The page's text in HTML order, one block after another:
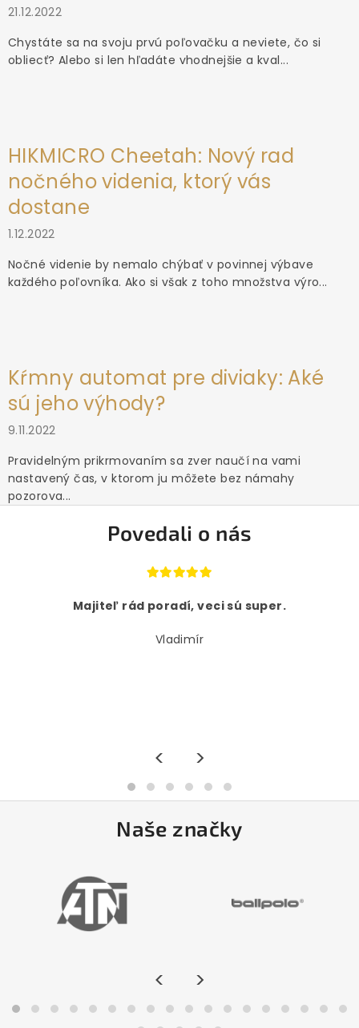
21.12.2022
Chystáte sa na svoju prvú poľovačku a neviete, čo si
obliecť? Alebo si len hľadáte vhodnejšie a kval...
HIKMICRO Cheetah: Nový rad
nočného videnia, ktorý vás
dostane
1.12.2022
Nočné videnie by nemalo chýbať v povinnej výbave
každého poľovníka. Ako si však z toho množstva výro...
Kŕmny automat pre diviaky: Aké
sú jeho výhody?
9.11.2022
Pravidelným prikrmovaním sa zver naučí na vami
nastavený čas, v ktorom ju môžete bez námahy
pozorova...
Povedali o nás
Majiteľ rád poradí, veci sú super.
Vladimír
< >
Naše značky
< >